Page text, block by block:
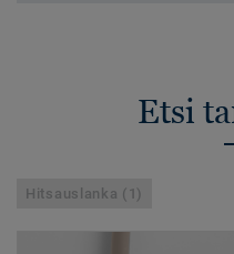
Etsi
Hitsauslanka (1)